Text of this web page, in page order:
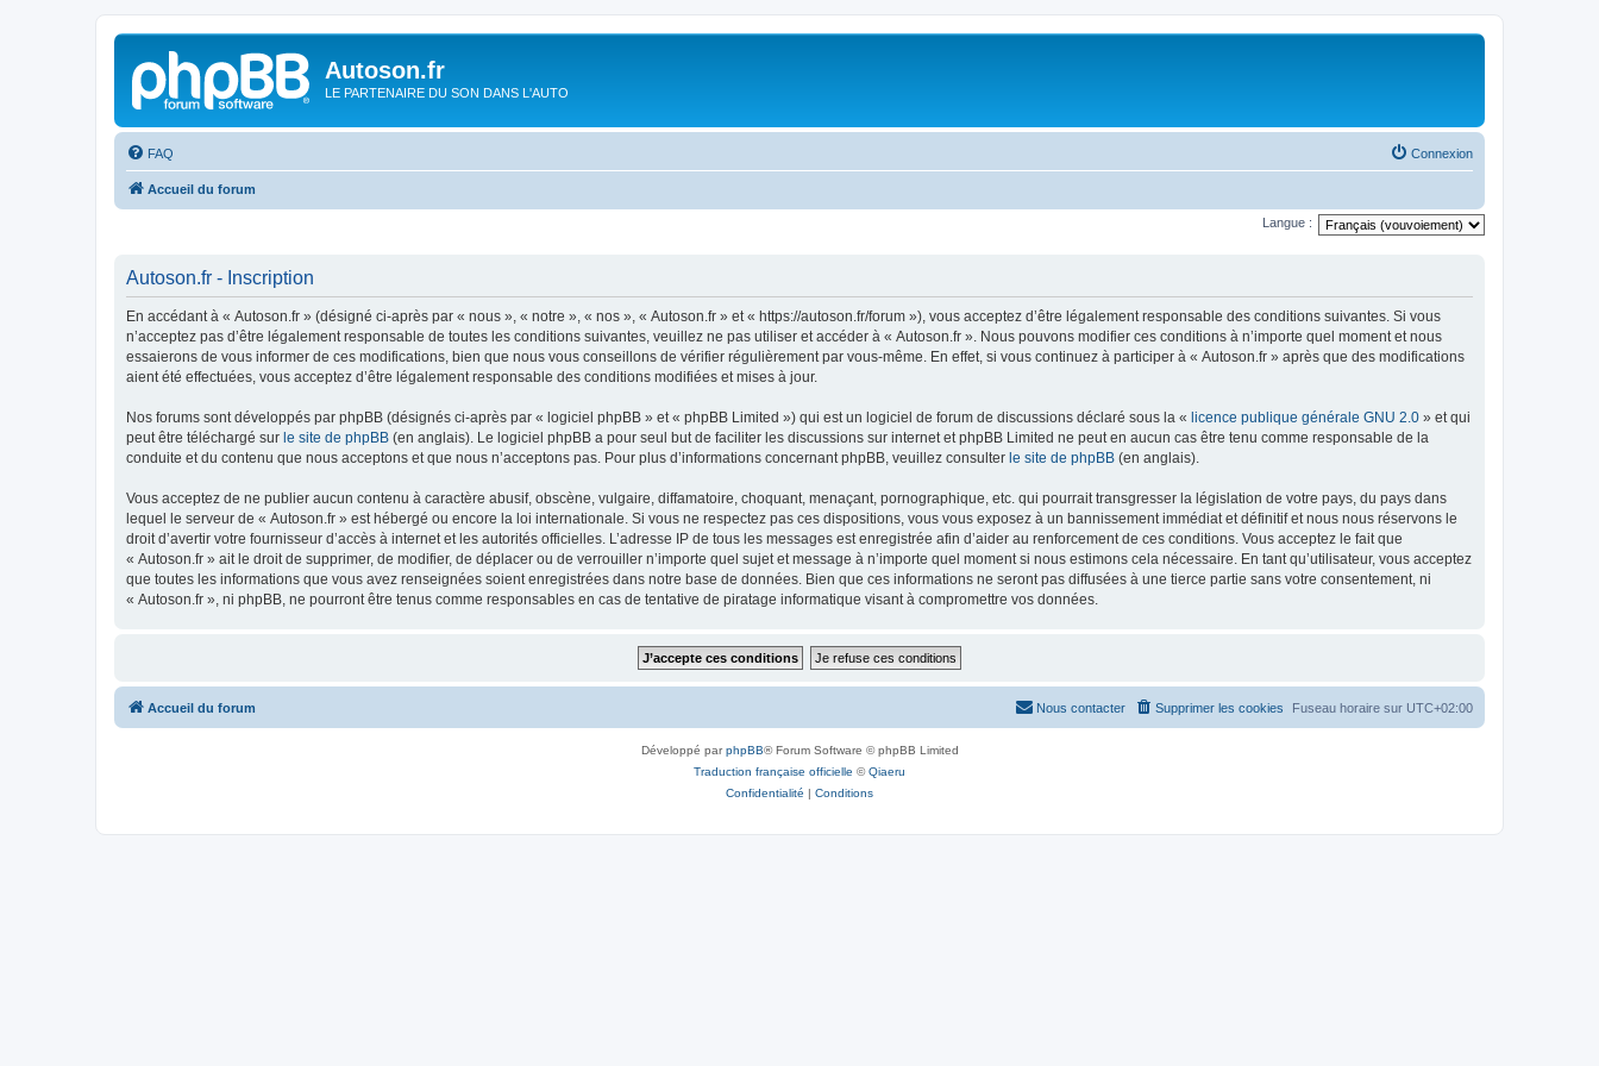
Autoson.fr
LE PARTENAIRE DU SON DANS L'AUTO
FAQ Connexion
Accueil du forum
Langue :
Autoson.fr - Inscription
En accédant à « Autoson.fr » (désigné ci-après par « nous », « notre », « nos », « Autoson.fr » et « https://autoson.fr/forum »), vous acceptez d’être légalement responsable des conditions suivantes. Si vous
n’acceptez pas d’être légalement responsable de toutes les conditions suivantes, veuillez ne pas utiliser et accéder à « Autoson.fr ». Nous pouvons modifier ces conditions à n’importe quel moment et nous
essaierons de vous informer de ces modifications, bien que nous vous conseillons de vérifier régulièrement par vous-même. En effet, si vous continuez à participer à « Autoson.fr » après que des modifications
aient été effectuées, vous acceptez d’être légalement responsable des conditions modifiées et mises à jour.
Nos forums sont développés par phpBB (désignés ci-après par « logiciel phpBB » et « phpBB Limited ») qui est un logiciel de forum de discussions déclaré sous la « licence publique générale GNU 2.0 » et qui
peut être téléchargé sur le site de phpBB (en anglais). Le logiciel phpBB a pour seul but de faciliter les discussions sur internet et phpBB Limited ne peut en aucun cas être tenu comme responsable de la
conduite et du contenu que nous acceptons et que nous n’acceptons pas. Pour plus d’informations concernant phpBB, veuillez consulter le site de phpBB (en anglais).
Vous acceptez de ne publier aucun contenu à caractère abusif, obscène, vulgaire, diffamatoire, choquant, menaçant, pornographique, etc. qui pourrait transgresser la législation de votre pays, du pays dans
lequel le serveur de « Autoson.fr » est hébergé ou encore la loi internationale. Si vous ne respectez pas ces dispositions, vous vous exposez à un bannissement immédiat et définitif et nous nous réservons le
droit d’avertir votre fournisseur d’accès à internet et les autorités officielles. L’adresse IP de tous les messages est enregistrée afin d’aider au renforcement de ces conditions. Vous acceptez le fait que
« Autoson.fr » ait le droit de supprimer, de modifier, de déplacer ou de verrouiller n’importe quel sujet et message à n’importe quel moment si nous estimons cela nécessaire. En tant qu’utilisateur, vous acceptez
que toutes les informations que vous avez renseignées soient enregistrées dans notre base de données. Bien que ces informations ne seront pas diffusées à une tierce partie sans votre consentement, ni
« Autoson.fr », ni phpBB, ne pourront être tenus comme responsables en cas de tentative de piratage informatique visant à compromettre vos données.
Accueil du forum Fuseau horaire sur UTC+02:00
Supprimer les cookies
Nous contacter
Développé parphpBB® Forum Software © phpBB Limited
Traduction française officielle ©Qiaeru
Confidentialité | Conditions